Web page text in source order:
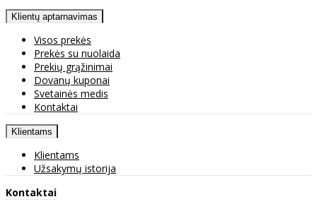
Klientų aptarnavimas
Visos prekės
Prekės su nuolaida
Prekių grąžinimai
Dovanų kuponai
Svetainės medis
Kontaktai
Klientams
Klientams
Užsakymų istorija
Kontaktai